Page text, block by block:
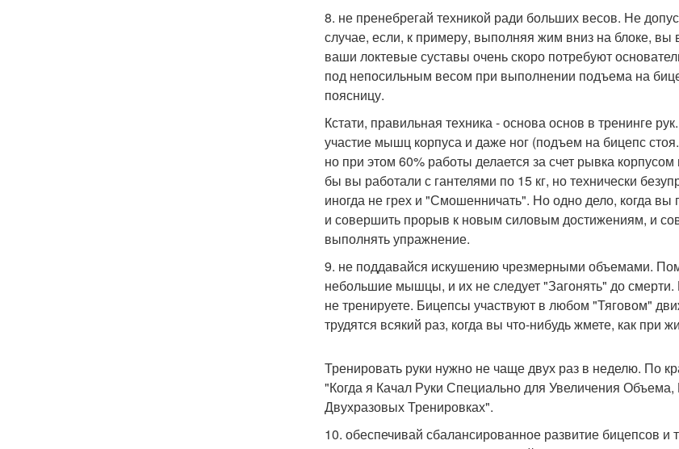
8. не пренебрегай техникой ради больших весов. Не
случае, если, к примеру, выполняя жим вниз на блоке, вы
ваши локтевые суставы очень скоро потребуют
под непосильным весом при выполнении подъема на
поясницу.
Кстати, правильная техника - основа основ в тренинге
участие мышц корпуса и даже ног (подъем на бицепс
но при этом 60% работы делается за счет рывка
бы вы работали с гантелями по 15 кг, но технически
иногда не грех и "Смошенничать". Но одно дело, когда вы
и совершить прорыв к новым силовым достижениям, и
выполнять упражнение.
9. не поддавайся искушению чрезмерными объемами.
небольшие мышцы, и их не следует "Загонять" до
не тренируете. Бицепсы участвуют в любом "Тяговом"
трудятся всякий раз, когда вы что-нибудь жмете, как при
Тренировать руки нужно не чаще двух раз в неделю. По
"Когда я Качал Руки Специально для Увеличения
Двухразовых Тренировках".
10. обеспечивай сбалансированное развитие бицепсов